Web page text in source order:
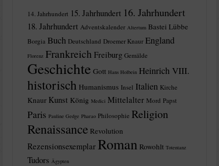
14. Jahrhundert 15. Jahrhundert 16. Jahrhundert
18. Jahrhundert Adventskalender Altertum Bastei Lübbe
Borgia Buch Deutschland Droemer Knaur England
Florenz Frankreich Freiburg Gemälde
Geschichte Gott Hans Holbein Heinrich VIII.
historisch Humanismus Insel Italien Kirche
Knaur Kunst König Medici Mittelalter Mord Papst
Paris Pauline Gedge Pharao Philosophie Religion
Renaissance Revolution
Rezensionsexemplar Roman Rowohlt Totentanz
Tudors Ägypten